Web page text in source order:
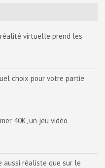
virtuelle prend les
choix pour votre partie
40K, un jeu vidéo
aussi réaliste que sur le